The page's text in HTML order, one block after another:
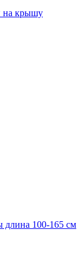
на крышу
длина 100-165 см